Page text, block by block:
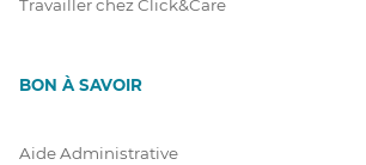
Travailler chez Click&Care
BON À SAVOIR
Aide Administrative